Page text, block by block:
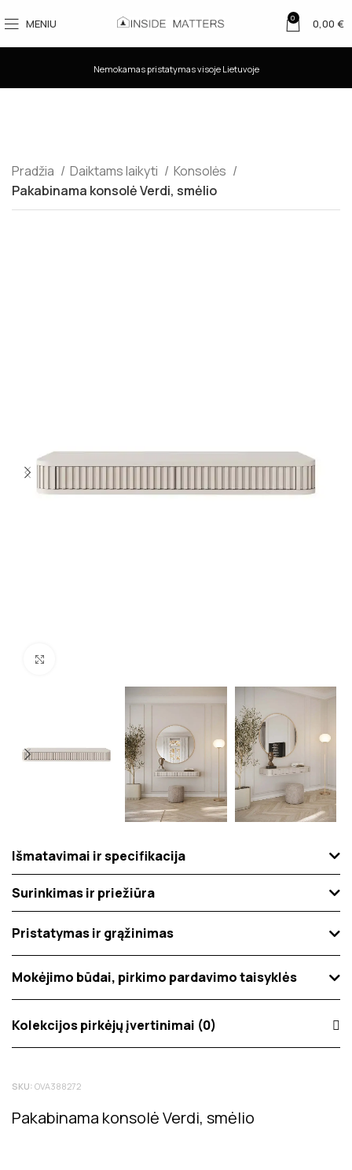
MENIU 0 0,00 €
Nemokamas pristatymas visoje Lietuvoje
Pradžia Daiktams laikyti
Konsolės
Pakabinama konsolė Verdi, smėlio
Išmatavimai ir specifikacija
Surinkimas ir priežiūra
Pristatymas ir grąžinimas
Mokėjimo būdai, pirkimo pardavimo taisyklės
Kolekcijos pirkėjų įvertinimai (0)
produktą, gali palikti atsiliepimą. Bendras produktų
įvertinimas rodo bendrą vidutinį klientų įvertinimą.
Atsiliepimai prieš juos paskelbiant yra patikrinami dėl jų
SKU: OVA388272
Pakabinama konsolė Verdi, smėlio